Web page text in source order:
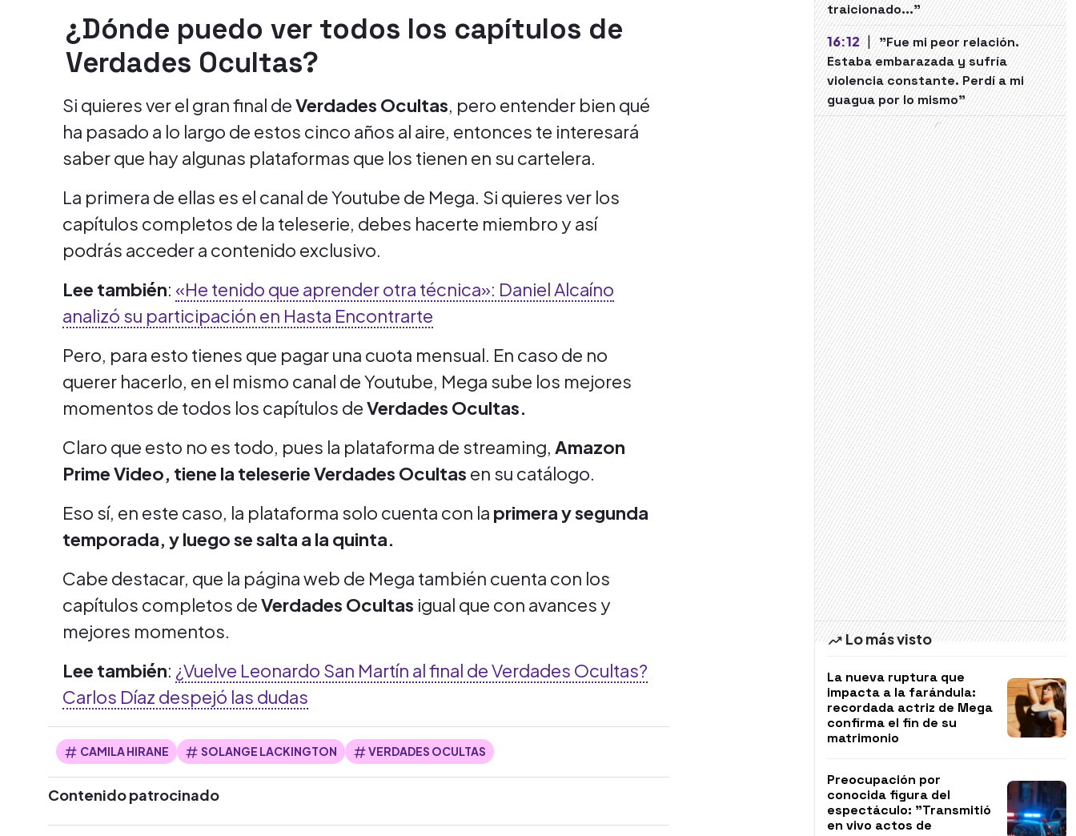
¿Dónde puedo ver todos los capítulos de
Verdades Ocultas?
Si quieres ver el gran final deVerdades Ocultas, pero entender bien qué
ha pasado a lo largo de estos cinco años al aire, entonces te interesará
saber que hay algunas plataformas que los tienen en su cartelera.
La primera de ellas es el canal de Youtube de Mega. Si quieres ver los
capítulos completos de la teleserie, debes hacerte miembro y así
podrás acceder a contenido exclusivo.
Lee también: «He tenido que aprender otra técnica»: Daniel Alcaíno
analizó su participación en Hasta Encontrarte
Pero, para esto tienes que pagar una cuota mensual. En caso de no
querer hacerlo, en el mismo canal de Youtube, Mega sube los mejores
momentos de todos los capítulos deVerdades Ocultas.
Claro que esto no es todo, pues la plataforma de streaming, Amazon
Prime Video, tiene la teleserie Verdades Ocultas en su catálogo.
Eso sí, en este caso, la plataforma solo cuenta con la primera y segunda
temporada, y luego se salta a la quinta.
Cabe destacar, que la página web de Mega también cuenta con los
capítulos completos deVerdades Ocultas igual que con avances y
mejores momentos.
Lee también: ¿Vuelve Leonardo San Martín al final de Verdades Ocultas?
Carlos Díaz despejó las dudas
CAMILA HIRANE SOLANGE LACKINGTON VERDADES OCULTAS
Contenido patrocinado
traicionado..."
16:12 | "Fue mi peor relación.
Estaba embarazada y sufría
violencia constante. Perdí a mi
guagua por lo mismo"
Lo más visto
La nueva ruptura que
impacta a la farándula:
recordada actriz de Mega
confirma el fin de su
matrimonio
Preocupación por
conocida figura del
espectáculo: "Transmitió
en vivo actos de